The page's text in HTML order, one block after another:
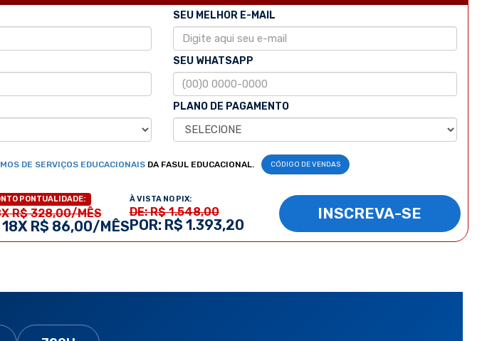
SEU MELHOR E-MAIL
SEU WHATSAPP
PLANO DE PAGAMENTO
DE SERVIÇOS EDUCACIONAISDA FASUL EDUCACIONAL. CÓDIGO DE VENDAS
PONTUALIDADE:
R$ 328,00/MÊS
18X R$ 86,00/MÊS
À VISTA NO PIX:
DE: R$ 1.548,00
POR: R$ 1.393,20
INSCREVA-SE